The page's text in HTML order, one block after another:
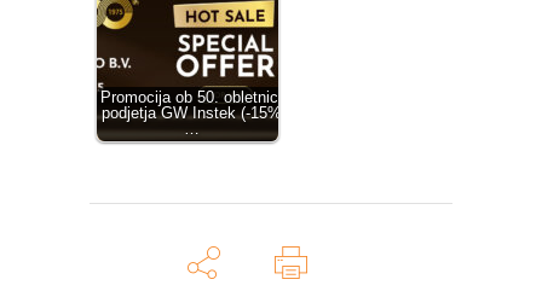
Promocija ob 50. obletnici
podjetja GW Instek (-15%
…